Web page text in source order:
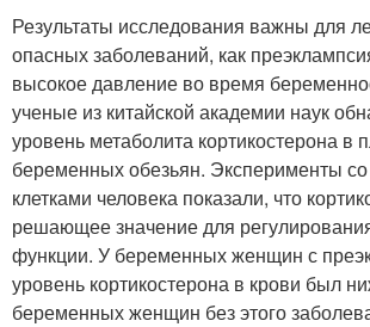
Результаты исследования важны для
опасных заболеваний, как
высокое давление во время
ученые из китайской академии наук
уровень метаболита кортикостерона в
беременных обезьян. Эксперименты
клетками человека показали, что
решающее значение для
функции. У беременных женщин с
уровень кортикостерона в крови был
беременных женщин без этого